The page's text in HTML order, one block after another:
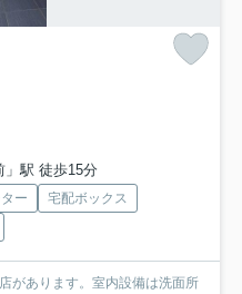
」駅 徒歩15分
ー
宅配ボックス
があります。室内設備は洗面所